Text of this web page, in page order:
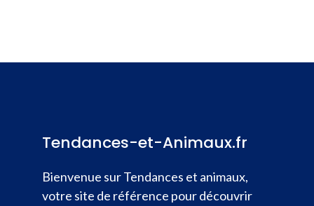
Tendances-et-Animaux.fr
Bienvenue sur Tendances et animaux,
votre site de référence pour découvrir